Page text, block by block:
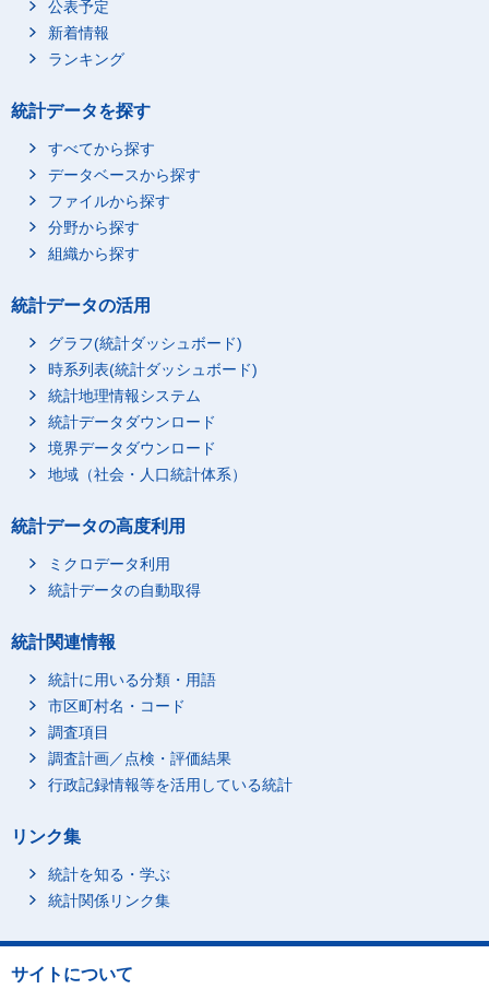
公表予定
新着情報
ランキング
統計データを探す
すべてから探す
データベースから探す
ファイルから探す
分野から探す
組織から探す
統計データの活用
グラフ(統計ダッシュボード)
時系列表(統計ダッシュボード)
統計地理情報システム
統計データダウンロード
境界データダウンロード
地域（社会・人口統計体系）
統計データの高度利用
ミクロデータ利用
統計データの自動取得
統計関連情報
統計に用いる分類・用語
市区町村名・コード
調査項目
調査計画／点検・評価結果
行政記録情報等を活用している統計
リンク集
統計を知る・学ぶ
統計関係リンク集
サイトについて